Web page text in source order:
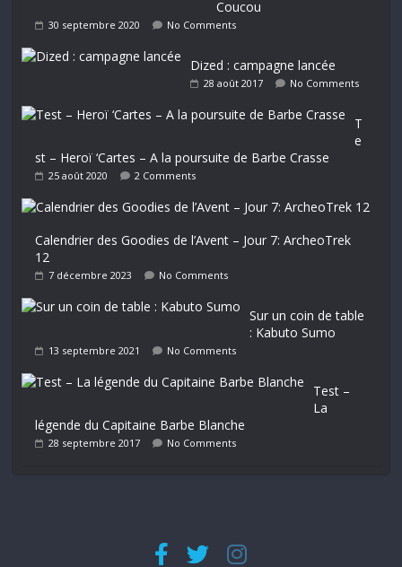
Coucou
30 septembre 2020 No Comments
Dized : campagne lancée
28 août 2017 No Comments
T
e
st – Heroï ‘Cartes – A la poursuite de Barbe Crasse
25 août 2020 2 Comments
Calendrier des Goodies de l’Avent – Jour 7: ArcheoTrek
12
7 décembre 2023 No Comments
Sur un coin de table
: Kabuto Sumo
13 septembre 2021 No Comments
Test –
La
légende du Capitaine Barbe Blanche
28 septembre 2017 No Comments